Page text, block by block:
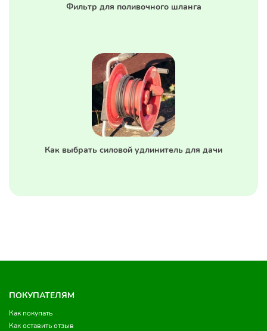
Фильтр для поливочного шланга
Как выбрать силовой удлинитель для дачи
ПОКУПАТЕЛЯМ
Как покупать
Как оставить отзыв